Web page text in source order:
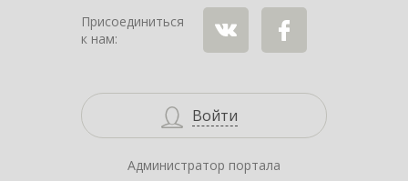
Присоединиться
к нам:
Войти
Администратор портала